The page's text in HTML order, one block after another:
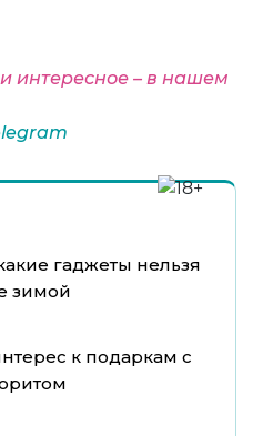
интересное – в нашем
гаджеты нельзя
зимой
к подаркам с